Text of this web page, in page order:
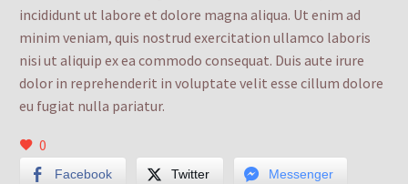
incididunt ut labore et dolore magna aliqua. Ut enim ad
minim veniam, quis nostrud exercitation ullamco laboris
nisi ut aliquip ex ea commodo consequat. Duis aute irure
dolor in reprehenderit in voluptate velit esse cillum dolore
eu fugiat nulla pariatur.
0
Facebook Twitter Messenger